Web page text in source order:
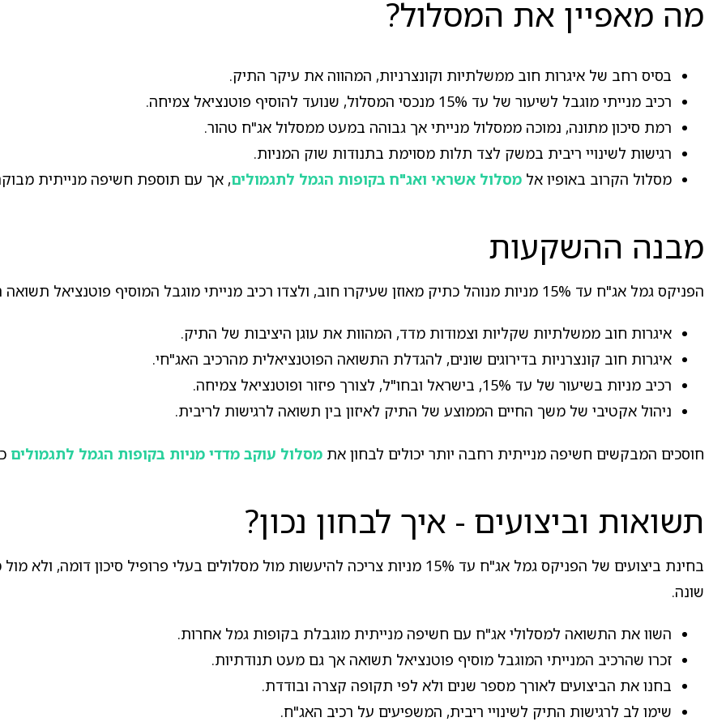
מה מאפיין את המסלול?
בסיס רחב של איגרות חוב ממשלתיות וקונצרניות, המהווה את עיקר התיק.
רכיב מנייתי מוגבל לשיעור של עד 15% מנכסי המסלול, שנועד להוסיף פוטנציאל צמיחה.
רמת סיכון מתונה, נמוכה ממסלול מנייתי אך גבוהה במעט ממסלול אג"ח טהור.
רגישות לשינויי ריבית במשק לצד תלות מסוימת בתנודות שוק המניות.
מסלול הקרוב באופיו אל מסלול אשראי ואג"ח בקופות הגמל לתגמולים, אך עם תוספת חשיפה מנייתית
מבנה ההשקעות
הפניקס גמל אג"ח עד 15% מניות מנוהל כתיק מאוזן שעיקרו חוב, ולצדו רכיב מנייתי מוגבל המוסיף פוטנציאל תשואה תוך שמירה על פרופיל סיכון מתון.
איגרות חוב ממשלתיות שקליות וצמודות מדד, המהוות את עוגן היציבות של התיק.
איגרות חוב קונצרניות בדירוגים שונים, להגדלת התשואה הפוטנציאלית מהרכיב האג"חי.
רכיב מניות בשיעור של עד 15%, בישראל ובחו"ל, לצורך פיזור ופוטנציאל צמיחה.
ניהול אקטיבי של משך החיים הממוצע של התיק לאיזון בין תשואה לרגישות לריבית.
חוסכים המבקשים חשיפה מנייתית רחבה יותר יכולים לבחון את מסלול עוקב מדדי מניות בקופות הגמל לתגמולים
תשואות וביצועים - איך לבחון נכון?
בחינת ביצועים של הפניקס גמל אג"ח עד 15% מניות צריכה להיעשות מול מסלולים בעלי פרופיל
שונה.
השוו את התשואה למסלולי אג"ח עם חשיפה מנייתית מוגבלת בקופות גמל אחרות.
זכרו שהרכיב המנייתי המוגבל מוסיף פוטנציאל תשואה אך גם מעט תנודתיות.
בחנו את הביצועים לאורך מספר שנים ולא לפי תקופה קצרה ובודדת.
שימו לב לרגישות התיק לשינויי ריבית, המשפיעים על רכיב האג"ח.